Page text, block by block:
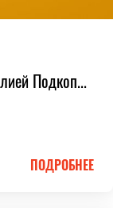
Подкоп...
ПОДРОБНЕЕ